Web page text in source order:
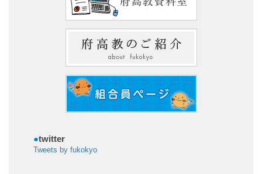
●twitter
Tweets by fukokyo